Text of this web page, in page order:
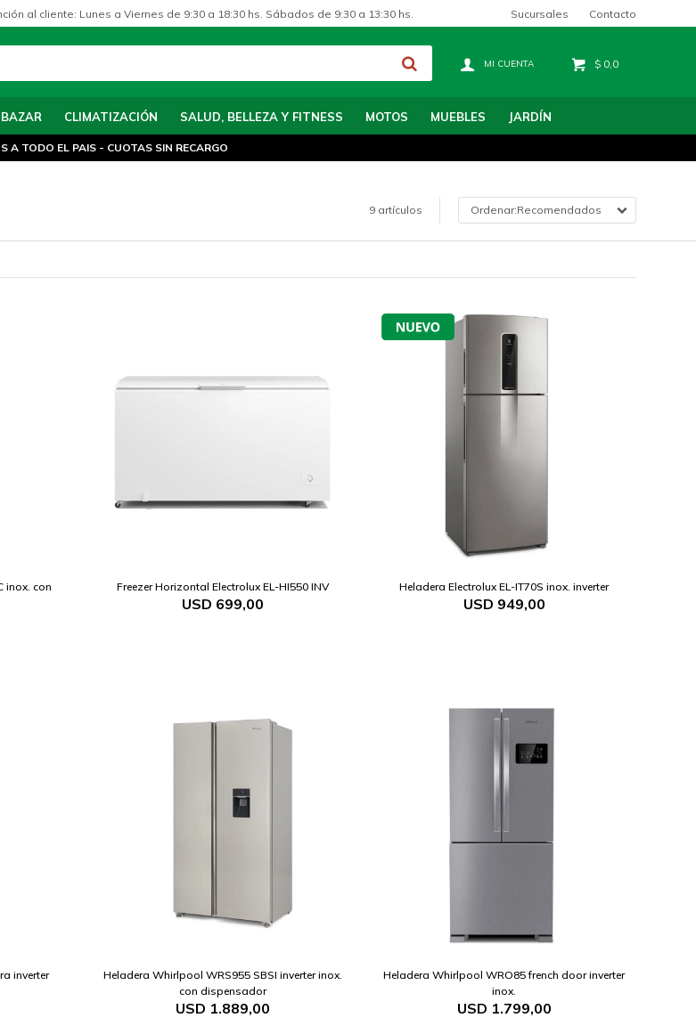
BAZAR CLIMATIZACIÓN SALUD, BELLEZA Y FITNESS MOTOS MUEBLES JARDÍN
$ 0,0
al cliente: Lunes a Viernes de 9:30 a 18:30 hs. Sábados de 9:30 a 13:30 hs. Sucursales Contacto
A TODO EL PAIS - CUOTAS SIN RECARGO
9 artículos Recomendados
inox. con
Freezer Horizontal Electrolux EL-HI550 INV
USD 699,00
Heladera Electrolux EL-IT70S inox. inverter
USD 949,00
inverter
Heladera Whirlpool WRS955 SBSI inverter inox.
con dispensador
USD 1.889,00
Heladera Whirlpool WRO85 french door inverter
inox.
USD 1.799,00